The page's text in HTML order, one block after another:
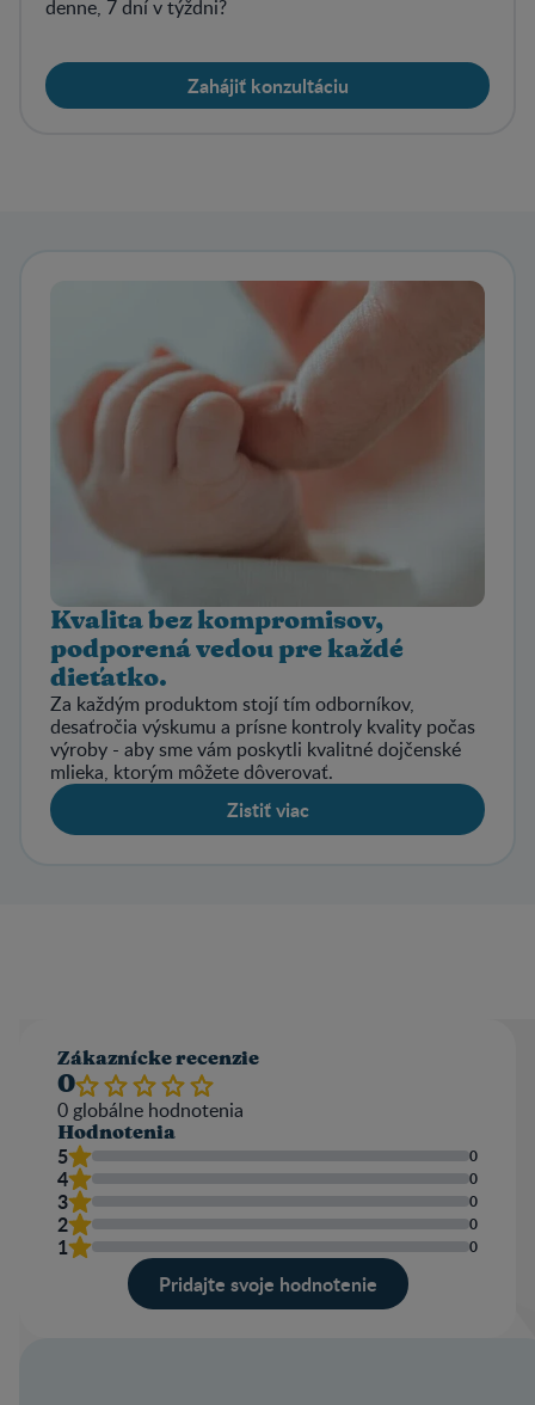
denne, 7 dní v týždni?
Zahájiť konzultáciu
Kvalita bez kompromisov,
podporená vedou pre každé
dieťatko.
Za každým produktom stojí tím odborníkov,
desaťročia výskumu a prísne kontroly kvality počas
výroby - aby sme vám poskytli kvalitné dojčenské
mlieka, ktorým môžete dôverovať.
Zistiť viac
Zákaznícke recenzie
0
0 globálne hodnotenia
Hodnotenia
5 0
4 0
3 0
2 0
1 0
Pridajte svoje hodnotenie